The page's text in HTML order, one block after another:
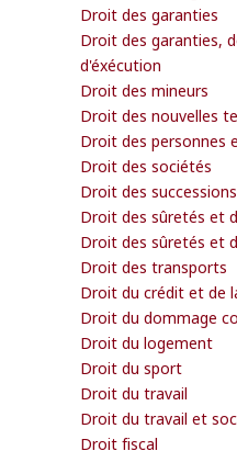
Droit des garanties
Droit des garanties,
d'éxécution
Droit des mineurs
Droit des nouvelles
Droit des personnes
Droit des sociétés
Droit des successions
Droit des sûretés et
Droit des sûretés et
Droit des transports
Droit du crédit et de
Droit du dommage
Droit du logement
Droit du sport
Droit du travail
Droit du travail et
Droit fiscal